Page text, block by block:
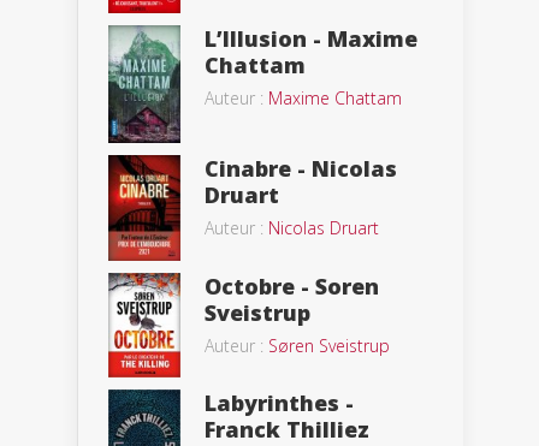
L’Illusion - Maxime
Chattam
Auteur : Maxime Chattam
Cinabre - Nicolas
Druart
Auteur : Nicolas Druart
Octobre - Soren
Sveistrup
Auteur : Søren Sveistrup
Labyrinthes -
Franck Thilliez